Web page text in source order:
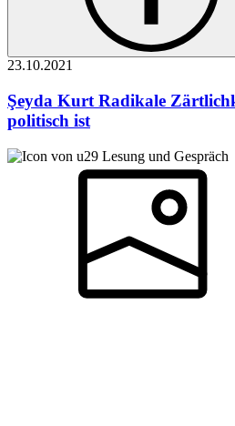
23.10.2021
Şeyda Kurt Radikale
politisch ist
Lesung und Gespräch